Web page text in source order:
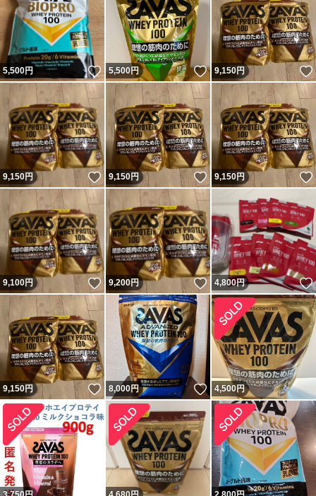
5,500円 いいね！
5,500円 いいね！
9,150円
9,150円 いいね！
9,150円 いいね！
9,150円
9,100円 いいね！
9,200円 いいね！
4,800円
9,150円 いいね！
8,000円 いいね！
4,500円